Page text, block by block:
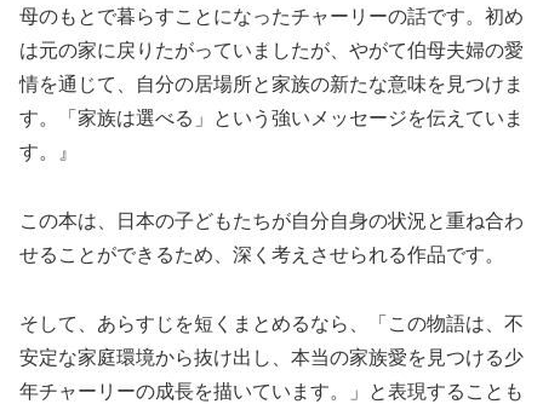
母のもとで暮らすことになったチャーリーの話です。初め
は元の家に戻りたがっていましたが、やがて伯母夫婦の愛
情を通じて、自分の居場所と家族の新たな意味を見つけま
す。「家族は選べる」という強いメッセージを伝えていま
す。』
この本は、日本の子どもたちが自分自身の状況と重ね合わ
せることができるため、深く考えさせられる作品です。
そして、あらすじを短くまとめるなら、「この物語は、不
安定な家庭環境から抜け出し、本当の家族愛を見つける少
年チャーリーの成長を描いています。」と表現することも